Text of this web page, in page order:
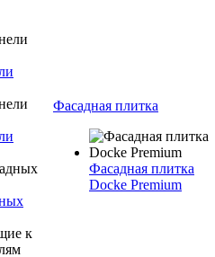
Фасадная плитка
Фасадная плитка
Docke Premium